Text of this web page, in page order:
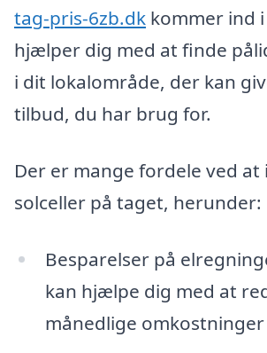
tag-pris-6zb.dk kommer ind
hjælper dig med at finde
i dit lokalområde, der kan
tilbud, du har brug for.
Der er mange fordele ved at
solceller på taget, herunder:
Besparelser på
kan hjælpe dig med at
månedlige omkostninger